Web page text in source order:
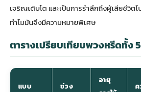
เจริญเติบโต และเป็นการรำลึกถึงผู้เสียชีวิต
ทำไมมันจึงมีความหมายพิเศษ
ตารางเปรียบเทียบพวงหรีดทั้ง
แบบ
ช่วง
อายุ
ค